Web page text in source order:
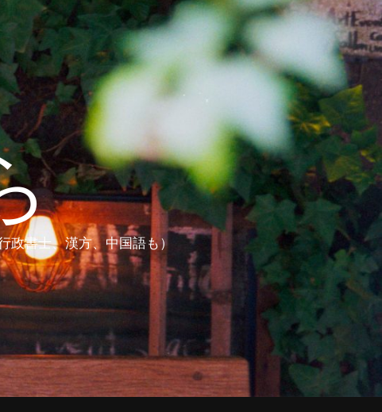
書士、漢方、中国語も）